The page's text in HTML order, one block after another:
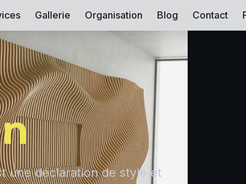
Gallerie Organisation Blog Contact
une déclaration de style et